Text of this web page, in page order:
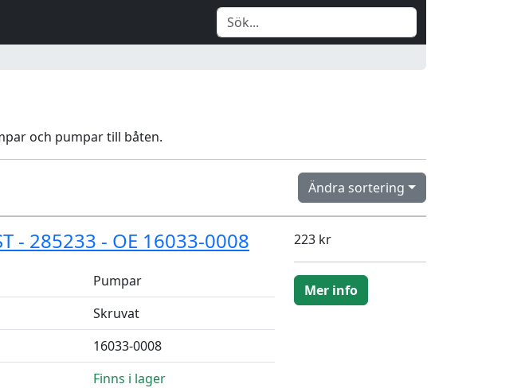
och pumpar till båten.
Ändra sortering
- 285233 - OE 16033-0008
Pumpar
Skruvat
16033-0008
Finns i lager
223 kr
Mer info